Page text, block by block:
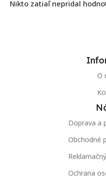
Nikto zatiaľ nepridal
O
Doprava a
Obchodné
Ochrana